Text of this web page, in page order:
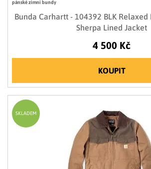
pánské zimní bundy
Bunda Carhartt - 104392 BLK Relaxed
Sherpa Lined Jacket
4 500 Kč
KOUPIT
SKLADEM